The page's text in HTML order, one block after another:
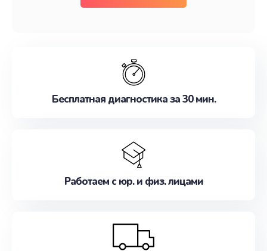
Бесплатная диагностика за 30 мин.
Работаем с юр. и физ. лицами